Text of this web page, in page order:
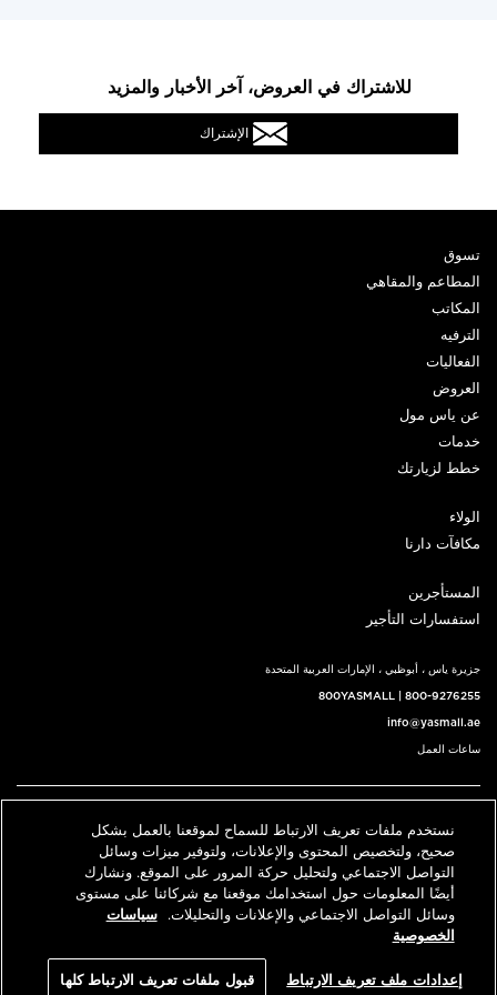
للاشتراك في العروض، آخر الأخبار والمزيد
الإشتراك
تسوق
المطاعم والمقاهي
المكاتب
الترفيه
الفعاليات
العروض
عن ياس مول
خدمات
خطط لزيارتك
الولاء
مكافآت دارنا
المستأجرين
استفسارات التأجير
جزيرة ياس ، أبوظبي ، الإمارات العربية المتحدة
800YASMALL 800-9276255
info@yasmall.ae
ساعات العمل
English حدد موقعنا اتصل بنا
© 2026 كل الحقوق محفوظة، ياس مول v3.1
An ALDAR Property
نستخدم ملفات تعريف الارتباط للسماح لموقعنا بالعمل بشكل
صحيح، ولتخصيص المحتوى والإعلانات، ولتوفير ميزات وسائل
التواصل الاجتماعي ولتحليل حركة المرور على الموقع. ونشارك
أيضًا المعلومات حول استخدامك موقعنا مع شركائنا على مستوى
وسائل التواصل الاجتماعي والإعلانات والتحليلات.
سياسات
الخصوصية
إعدادات ملف تعريف الارتباط قبول ملفات تعريف الارتباط كلها